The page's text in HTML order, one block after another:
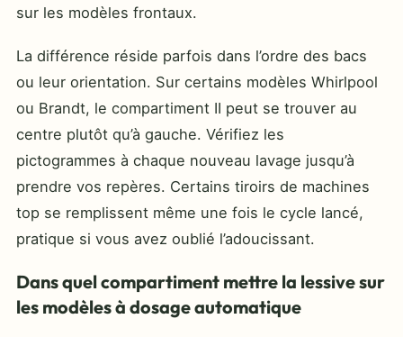
sur les modèles frontaux.
La différence réside parfois dans l’ordre des bacs
ou leur orientation. Sur certains modèles Whirlpool
ou Brandt, le compartiment II peut se trouver au
centre plutôt qu’à gauche. Vérifiez les
pictogrammes à chaque nouveau lavage jusqu’à
prendre vos repères. Certains tiroirs de machines
top se remplissent même une fois le cycle lancé,
pratique si vous avez oublié l’adoucissant.
Dans quel compartiment mettre la lessive sur
les modèles à dosage automatique